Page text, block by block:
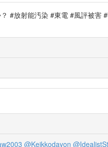
#放射能汚染 #東電 #風評被害
@Keikkodayon